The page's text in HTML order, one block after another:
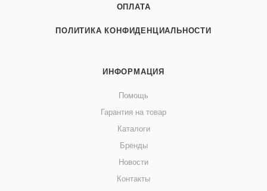
ОПЛАТА
ПОЛИТИКА КОНФИДЕНЦИАЛЬНОСТИ
ИНФОРМАЦИЯ
Помощь
Гарантия на товар
Каталоги
Бренды
Новости
Контакты